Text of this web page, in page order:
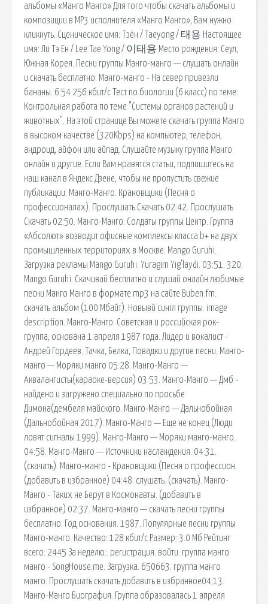
альбомы «Манго Манго» Для того чтобы скачать альбомы и
композиции в MP3 исполнителя «Манго Манго», Вам нужно
кликнуть. Сценическое имя: Тэён / Taeyong / 태용 Настоящее
имя: Ли Тэ Ен / Lee Tae Yong / 이태용 Место рождения: Сеул,
Южная Корея. Песни группы Манго-манго — слушать онлайн
и скачать бесплатно. Манго-манго - На север привезли
бананы. 6:54 256 кбит/с Тест по биологии (6 класс) по теме:
Контрольная работа по теме "Системы органов растений и
животных". На этой странице Вы можете скачать группа Манго
в высоком качестве (320Kbps) на компьютер, телефон,
андроид, айфон или айпад. Слушайте музыку группа Манго
онлайн и другие. Если Вам нравятся статьи, подпишитесь на
наш канал в Яндекс Дзене, чтобы не пропустить свежие
публикации. Манго-Манго. Крановщики (Песня о
профессионалах). Прослушать Скачать 02:42. Прослушать
Скачать 02:50. Манго-Манго. Солдаты группы Центр. Группа
«Абсолют» возводит офисные комплексы класса b+ на двух
промышленных территориях в Москве. Mango Guruhi.
Загрузка рекламы Mango Guruhi. Yuragim Yig'laydi. 03:51. 320.
Mango Guruhi. Скачивай бесплатно и слушай онлайн любимые
песни Манго Манго в формате mp3 на сайте Buben.fm.
скачать альбом (100 Мбайт). Новывй сингл группы. image
description. Манго-Манго: Советская и российская рок-
группа, основана 1 апреля 1987 года. Лидер и вокалист -
Андрей Гордеев. Тачка, Белка, Повадки и другие песни. Манго-
манго — Моряки манго 05:28. Манго-Манго —
Аквалангисты(караоке-версия) 03:53. Манго-Манго — Дмб -
найдено и загружено специально по просьбе
Димона(дембеля майского. Манго-Манго — Дальнобойная
(Дальнобойная 2017). Манго-Манго — Еще не конец (Люди
ловят сигналы 1999). Манго-Манго — Моряки манго-манго.
04:58. Манго-Манго — Источники наслаждения. 04:31.
(скачать). Манго-манго - Крановщики (Песня о профессион.
(добавить в избранное) 04:48. слушать. (скачать). Манго-
Манго - Таких не Берут в Космонавты. (добавить в
избранное) 02:37. Манго-манго — скачать песни группы
бесплатно. Год основания. 1987. Популярные песни группы
Манго-манго. Качество: 128 кбит/с Размер: 3.0 Мб Рейтинг
всего: 2445 За неделю:. регистрация. войти. группа манго
манго - SongHouse.me. Загрузка. 650663. группа манго
манго. Прослушать скачать добавить в избранное04:13.
Манго-Манго Биография. Группа образовалась 1 апреля